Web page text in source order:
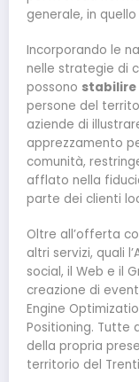
generale, in
Incorporando le
nelle strategie di
possono stabilire
persone del
aziende di
apprezzamento
comunità,
afflato nella
parte dei clienti
Oltre all’offerta
altri servizi, quali
social, il Web e il
creazione di
Engine
Positioning.
della propria
territorio del